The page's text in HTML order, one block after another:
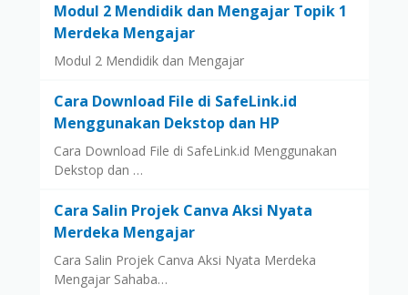
Modul 2 Mendidik dan Mengajar Topik 1
Merdeka Mengajar
Modul 2 Mendidik dan Mengajar
Cara Download File di SafeLink.id
Menggunakan Dekstop dan HP
Cara Download File di SafeLink.id Menggunakan
Dekstop dan …
Cara Salin Projek Canva Aksi Nyata
Merdeka Mengajar
Cara Salin Projek Canva Aksi Nyata Merdeka
Mengajar Sahaba…